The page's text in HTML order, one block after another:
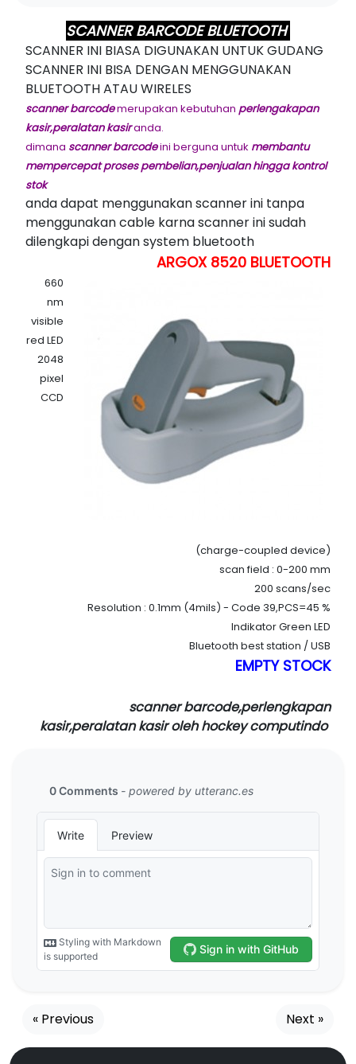
SCANNER BARCODE BLUETOOTH
SCANNER INI BIASA DIGUNAKAN UNTUK GUDANG
SCANNER INI BISA DENGAN MENGGUNAKAN
BLUETOOTH ATAU WIRELES
scanner barcodemerupakan kebutuhan perlengakapan
kasir,peralatan kasiranda.
dimana scanner barcodeini berguna untuk membantu
mempercepat proses pembelian,penjualan hingga kontrol
stok
anda dapat menggunakan scanner ini tanpa
menggunakan cable karna scanner ini sudah
dilengkapi dengan system bluetooth
ARGOX 8520 BLUETOOTH
660
nm
visible
red LED
2048
pixel
CCD
(charge-coupled device)
scan field : 0-200 mm
200 scans/sec
Resolution : 0.1mm (4mils) - Code 39,PCS=45 %
Indikator Green LED
Bluetooth best station / USB
EMPTY STOCK
scanner barcode,perlengkapan
kasir,peralatan kasir oleh hockey computindo
« Previous Next »